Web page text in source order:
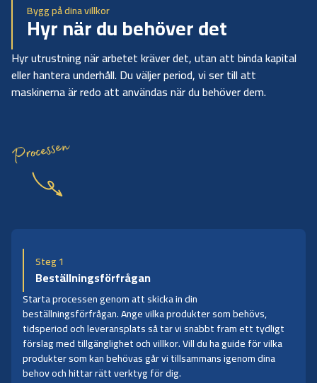
Bygg på dina villkor
Hyr när du behöver det
Hyr utrustning när arbetet kräver det, utan att binda kapital
eller hantera underhåll. Du väljer period, vi ser till att
maskinerna är redo att användas när du behöver dem.
Processen
Steg 1
Beställningsförfrågan
Starta processen genom att skicka in din
beställningsförfrågan. Ange vilka produkter som behövs,
tidsperiod och leveransplats så tar vi snabbt fram ett tydligt
förslag med tillgänglighet och villkor. Vill du ha guide för vilka
produkter som kan behövas går vi tillsammans igenom dina
behov och hittar rätt verktyg för dig.